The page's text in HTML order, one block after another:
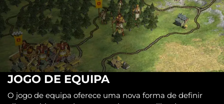
JOGO DE EQUIPA
O jogo de equipa oferece uma nova forma de definir